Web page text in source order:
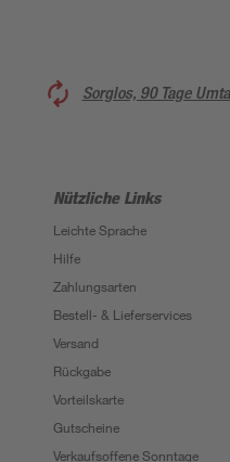
Sorglos, 90 Tage
Nützliche Links
Leichte Sprache
Hilfe
Zahlungsarten
Bestell- & Lieferservices
Versand
Rückgabe
Vorteilskarte
Gutscheine
Verkaufsoffene Sonntage